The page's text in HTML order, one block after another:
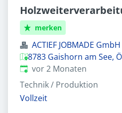
merken
ACTIEF JOBMADE GmbH
8783 Gaishorn am See,
Veröffentlicht:
vor 2 Monaten
Technik / Produktion
Vollzeit